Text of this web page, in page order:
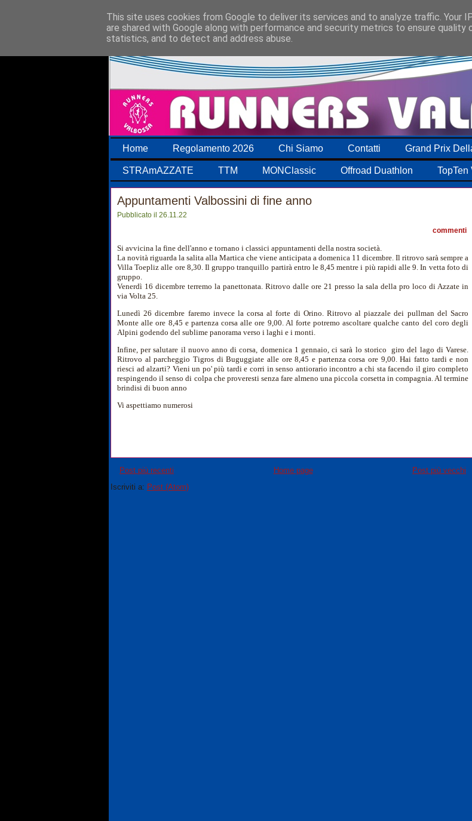
Home Regolamento 2026 Chi Siamo Contatti Grand Prix
STRAmAZZATE TTM MONClassic Offroad Duathlon TopTen
Appuntamenti Valbossini di fine anno
Pubblicato il 26.11.22
commenti
Si avvicina la fine dell'anno e tornano i classici appuntamenti della nostra società.
La novità riguarda la salita alla Martica che viene anticipata a domenica 11 dicembre. Il ritrovo sarà sempre a
Villa Toepliz alle ore 8,30. Il gruppo tranquillo partirà entro le 8,45 mentre i più rapidi alle 9. In vetta foto di
gruppo.
Venerdì 16 dicembre terremo la panettonata. Ritrovo dalle ore 21 presso la sala della pro loco di Azzate in
via Volta 25.
Lunedì 26 dicembre faremo invece la corsa al forte di Orino. Ritrovo al piazzale dei pullman del Sacro
Monte alle ore 8,45 e partenza corsa alle ore 9,00. Al forte potremo ascoltare qualche canto del coro degli
Alpini godendo del sublime panorama verso i laghi e i monti.
Infine, per salutare il nuovo anno di corsa, domenica 1 gennaio, ci sarà lo storico giro del lago di Varese.
Ritrovo al parcheggio Tigros di Buguggiate alle ore 8,45 e partenza corsa ore 9,00. Hai fatto tardi e non
riesci ad alzarti? Vieni un po' più tardi e corri in senso antiorario incontro a chi sta facendo il giro completo
respingendo il senso di colpa che proveresti senza fare almeno una piccola corsetta in compagnia. Al termine
brindisi di buon anno
Vi aspettiamo numerosi
Post più recenti Post più vecchi
Home page
Iscriviti a: Post (Atom)
This site uses cookies from Google to deliver its services and to analyze traffic. Your
are shared with Google along with performance and security metrics to ensure quality
statistics, and to detect and address abuse.